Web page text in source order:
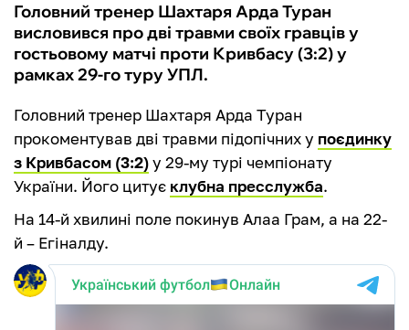
Головний тренер Шахтаря Арда Туран
висловився про дві травми своїх гравців у
гостьовому матчі проти Кривбасу (3:2) у
рамках 29-го туру УПЛ.
Головний тренер Шахтаря Арда Туран
прокоментував дві травми підопічних у поєдинку
з Кривбасом (3:2)у 29-му турі чемпіонату
України. Його цитує клубна пресслужба.
На 14-й хвилині поле покинув Алаа Грам, а на 22-
й – Егіналду.